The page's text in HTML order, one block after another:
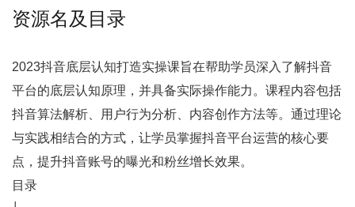
资源名及目录
2023抖音底层认知打造实操课旨在帮助学员深入了解抖音
平台的底层认知原理，并具备实际操作能力。课程内容包括
抖音算法解析、用户行为分析、内容创作方法等。通过理论
与实践相结合的方式，让学员掌握抖音平台运营的核心要
点，提升抖音账号的曝光和粉丝增长效果。
目录